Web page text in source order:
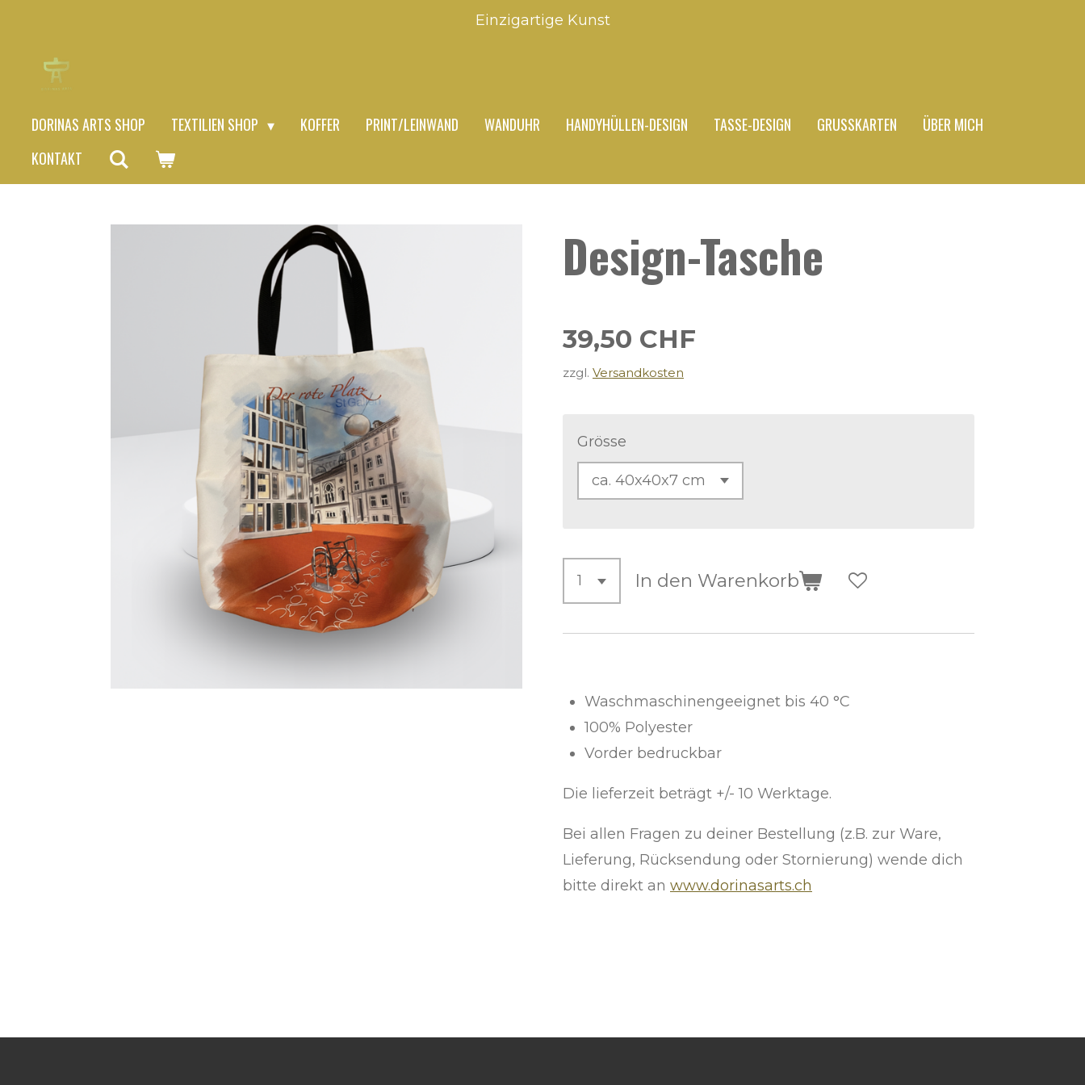
springen
Einzigartige Kunst
DORINAS ARTS SHOP TEXTILIEN SHOP KOFFER PRINT/LEINWAND WANDUHR HANDYHÜLLEN-DESIGN TASSE-DESIGN GRUSSKARTEN
ÜBER MICH
KONTAKT
Design-Tasche
39,50 CHF
zzgl. Versandkosten
Grösse
In den Warenkorb
Waschmaschinengeeignet bis 40 °C
100% Polyester
Vorder bedruckbar
Die lieferzeit beträgt +/- 10 Werktage.
Bei allen Fragen zu deiner Bestellung (z.B. zur Ware,
Lieferung, Rücksendung oder Stornierung) wende dich
bitte direkt an www.dorinasarts.ch